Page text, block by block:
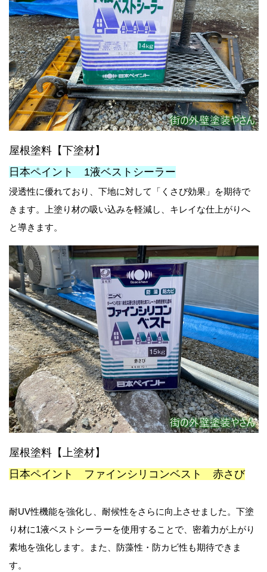
屋根塗料【下塗材】
日本ペイント 1液ベストシーラー
浸透性に優れており、下地に対して「くさび効果」を期待で
きます。上塗り材の吸い込みを軽減し、キレイな仕上がりへ
と導きます。
屋根塗料【上塗材】
日本ペイント ファインシリコンベスト 赤さび
耐UV性機能を強化し、耐候性をさらに向上させました。下塗
り材に1液ベストシーラーを使用することで、密着力が上がり
素地を強化します。また、防藻性・防カビ性も期待できま
す。